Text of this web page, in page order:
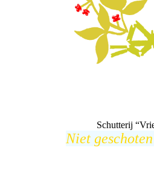
Schutterij
Niet